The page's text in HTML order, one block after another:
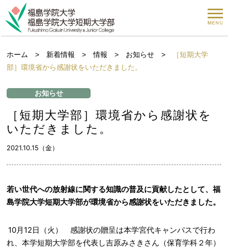
ホーム > 新着情報 >情報 > お知らせ >
［短期大学
部］環境省から感謝状をいただきました。
お知らせ
［短期大学部］環境省から感謝状を
いただきました。
2021.10.15（金）
若い世代への放射線に関する知識の普及に貢献したとして、福
島学院大学短期大学部が環境省から感謝状をいただきました。
10月12日（火） 感謝状の贈呈は本学宮代キャンパスで行わ
れ、本学短期大学部を代表し吉原みさきさん（保育学科２年）